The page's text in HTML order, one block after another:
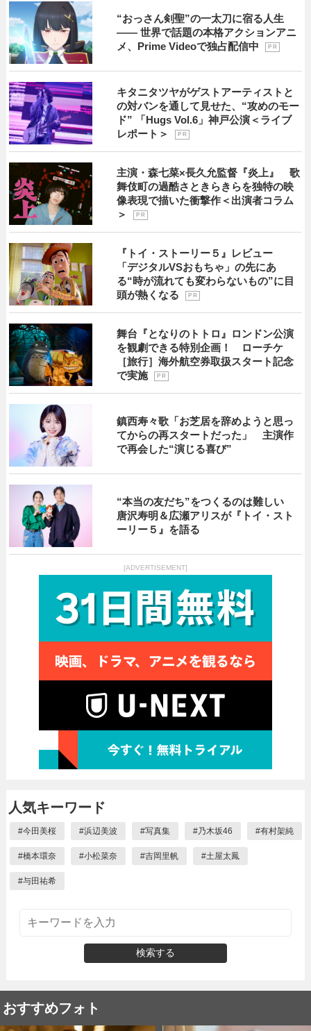
“おっさん剣聖”の一太刀に宿る人生
―― 世界で話題の本格アクションアニ
メ、Prime Videoで独占配信中
P R
キタニタツヤがゲストアーティストと
の対バンを通して見せた、“攻めのモー
ド” 「Hugs Vol.6」神戸公演＜ライブ
レポート＞
P R
主演・森七菜×長久允監督『炎上』 歌
舞伎町の過酷さときらきらを独特の映
像表現で描いた衝撃作＜出演者コラム
＞
P R
『トイ・ストーリー５』レビュー
「デジタルVSおもちゃ」の先にあ
る“時が流れても変わらないもの”に目
頭が熱くなる
P R
舞台『となりのトトロ』ロンドン公演
を観劇できる特別企画！ ローチケ
［旅行］海外航空券取扱スタート記念
で実施
P R
鎮西寿々歌「お芝居を辞めようと思っ
てからの再スタートだった」 主演作
で再会した“演じる喜び”
“本当の友だち”をつくるのは難しい
唐沢寿明＆広瀬アリスが『トイ・スト
ーリー５』を語る
[ADVERTISEMENT]
人気キーワード
#今田美桜 #浜辺美波 #写真集 #乃木坂46 #有村架純
#橋本環奈 #小松菜奈 #吉岡里帆 #土屋太鳳
#与田祐希
検索する
おすすめフォト